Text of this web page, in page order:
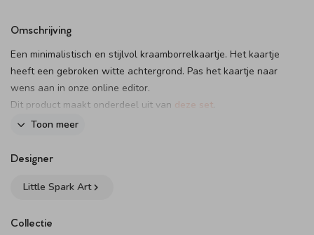
Omschrijving
Een minimalistisch en stijlvol kraamborrelkaartje. Het kaartje
heeft een gebroken witte achtergrond. Pas het kaartje naar
wens aan in onze online editor.
Dit product maakt onderdeel uit van deze set
Toon meer
Designer
Little Spark Art
Collectie